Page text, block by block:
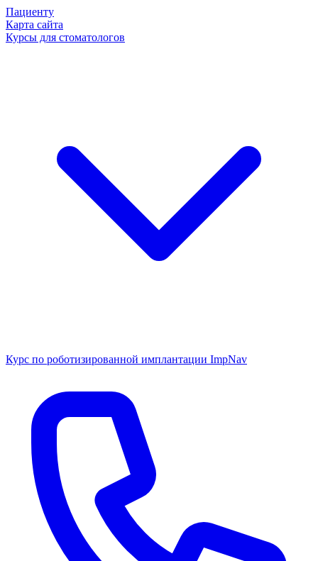
Пациенту
Карта сайта
Курсы для стоматологов
Курс по роботизированной имплантации ImpNav